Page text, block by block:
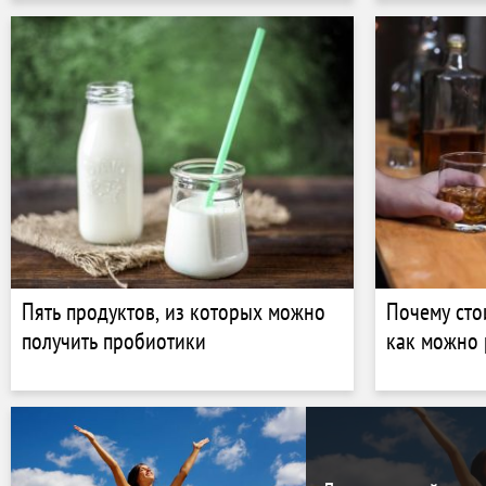
ехать
Пять продуктов, из которых можно
получить пробиотики
Почему
как можно